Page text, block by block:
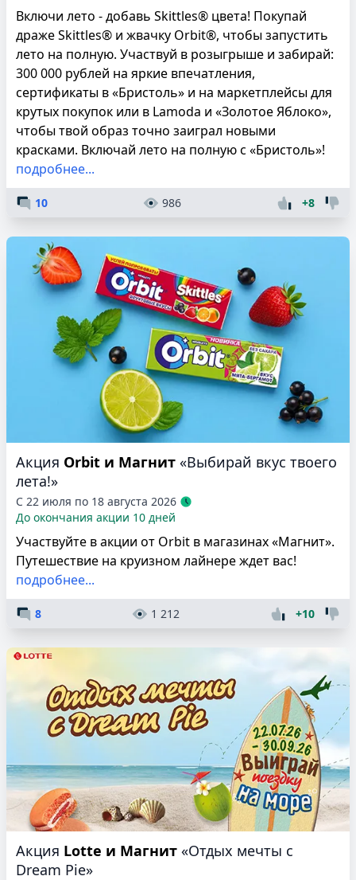
Включи лето - добавь Skittles® цвета! Покупай
драже Skittles® и жвачку Orbit®, чтобы запустить
лето на полную. Участвуй в розыгрыше и забирай:
300 000 рублей на яркие впечатления,
сертификаты в «Бристоль» и на маркетплейсы для
крутых покупок или в Lamoda и «Золотое Яблоко»,
чтобы твой образ точно заиграл новыми
красками. Включай лето на полную с «Бристоль»!
подробнее...
10 986 +8
Акция Orbit и Магнит «Выбирай вкус твоего
лета!»
С 22 июля по 18 августа 2026
До окончания акции 10 дней
Участвуйте в акции от Orbit в магазинах «Магнит».
Путешествие на круизном лайнере ждет вас!
подробнее...
8 1 212 +10
Акция Lotte и Магнит «Отдых мечты с
Dream Pie»